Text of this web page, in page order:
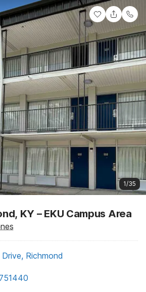
1/35
KY – EKU Campus Area
Richmond